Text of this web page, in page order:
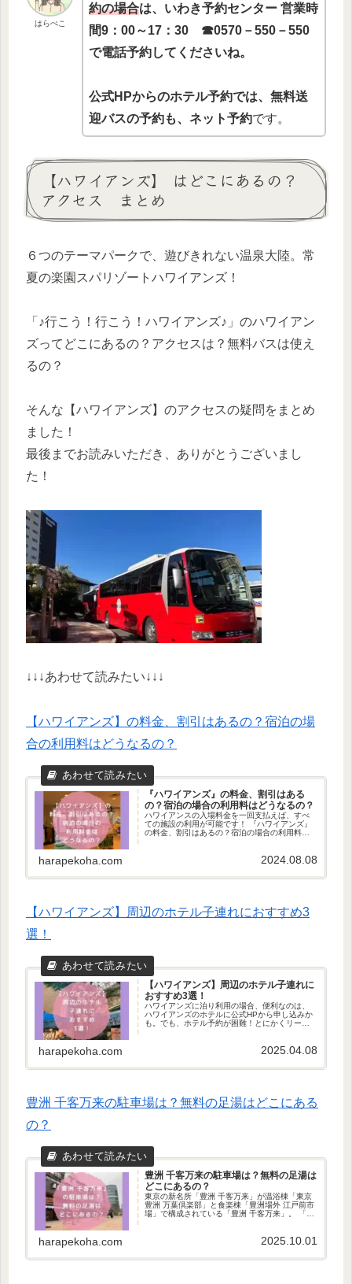
はらぺこ
約の場合は、いわき予約センター 営業時
間9：00～17：30 ☎0570－550－550
で電話予約してくださいね。
公式HPからのホテル予約では、無料送
迎バスの予約も、ネット予約です。
【ハワイアンズ】 はどこにあるの？
アクセス まとめ
６つのテーマパークで、遊びきれない温泉大陸。常
夏の楽園スパリゾートハワイアンズ！
「♪行こう！行こう！ハワイアンズ♪」のハワイアン
ズってどこにあるの？アクセスは？無料バスは使え
るの？
そんな【ハワイアンズ】のアクセスの疑問をまとめ
ました！
最後までお読みいただき、ありがとうございまし
た！
↓↓↓あわせて読みたい↓↓↓
【ハワイアンズ】の料金、割引はあるの？宿泊の場
合の利用料はどうなるの？
『ハワイアンズ』の料金、割引はある
の？宿泊の場合の利用料はどうなるの？
ハワイアンスの入場料金を一回支払えば、すべ
ての施設の利用が可能です！ 『ハワイアンズ』
の料金、割引はあるの？宿泊の場合の利用料は
harapekoha.com 2024.08.08
【ハワイアンズ】周辺のホテル子連れにおすすめ3
選！
【ハワイアンズ】周辺のホテル子連れに
おすすめ3選！
ハワイアンズに泊り利用の場合、便利なのは、
ハワイアンズのホテルに公式HPから申し込みか
も。でも、ホテル予約が困難！とにかくリーズ
harapekoha.com 2025.04.08
豊洲 千客万来の駐車場は？無料の足湯はどこにある
の？
豊洲 千客万来の駐車場は？無料の足湯は
どこにあるの？
東京の新名所「豊洲 千客万来」が温浴棟「東京
豊洲 万葉倶楽部」と食楽棟「豊洲場外 江戸前市
場」で構成されている「豊洲 千客万来」。 「豊
harapekoha.com 2025.10.01